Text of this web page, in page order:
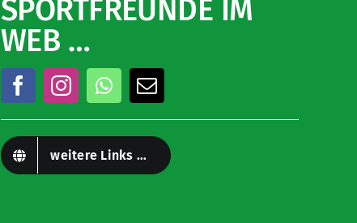
SPORTFREUNDE IM
WEB …
weitere Links …